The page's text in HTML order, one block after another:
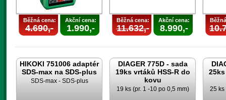
Běžná cena:
4.690,-
Akční cena:
1.990,-
Běžná cena:
11.632,-
Akční cena:
8.990,-
HIKOKI 751006 adaptér
SDS-max na SDS-plus
SDS-max - SDS-plus
DIAGER 775D - sada
19ks vrtáků HSS-R do
kovu
19 ks (pr. 1 -10 po 0,5 mm) 25 ks